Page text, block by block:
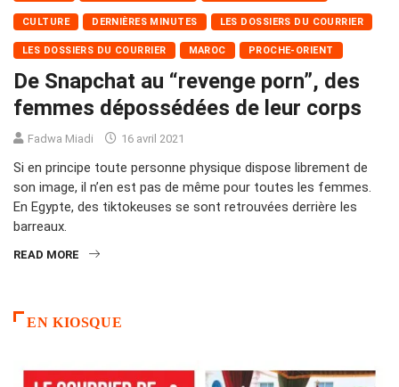
CULTURE DERNIÈRES MINUTES LES DOSSIERS DU COURRIER
LES DOSSIERS DU COURRIER MAROC PROCHE-ORIENT
De Snapchat au “revenge porn”, des
femmes dépossédées de leur corps
Fadwa Miadi 16 avril 2021
Si en principe toute personne physique dispose librement de
son image, il n’en est pas de même pour toutes les femmes.
En Egypte, des tiktokeuses se sont retrouvées derrière les
barreaux.
READ MORE
EN KIOSQUE